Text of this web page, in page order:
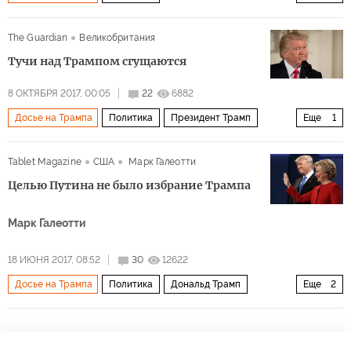
The Guardian Великобритания
Тучи над Трампом сгущаются
8 ОКТЯБРЯ 2017, 00:05 22 6882
Еще 1
Досье на Трампа Политика Президент Трамп
Tablet Magazine
США Марк Галеотти
Целью Путина не было избрание Трампа
Марк Галеотти
18 ИЮНЯ 2017, 08:52 30 12622
Еще 2
Досье на Трампа Политика Дональд Трамп